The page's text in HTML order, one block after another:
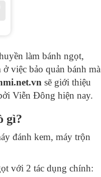
làm bánh ngọt,
việc bảo quản bánh mà
sẽ giới thiệu
Viễn Đông hiện nay.
gì?
đánh kem, máy trộn
với 2 tác dụng chính: